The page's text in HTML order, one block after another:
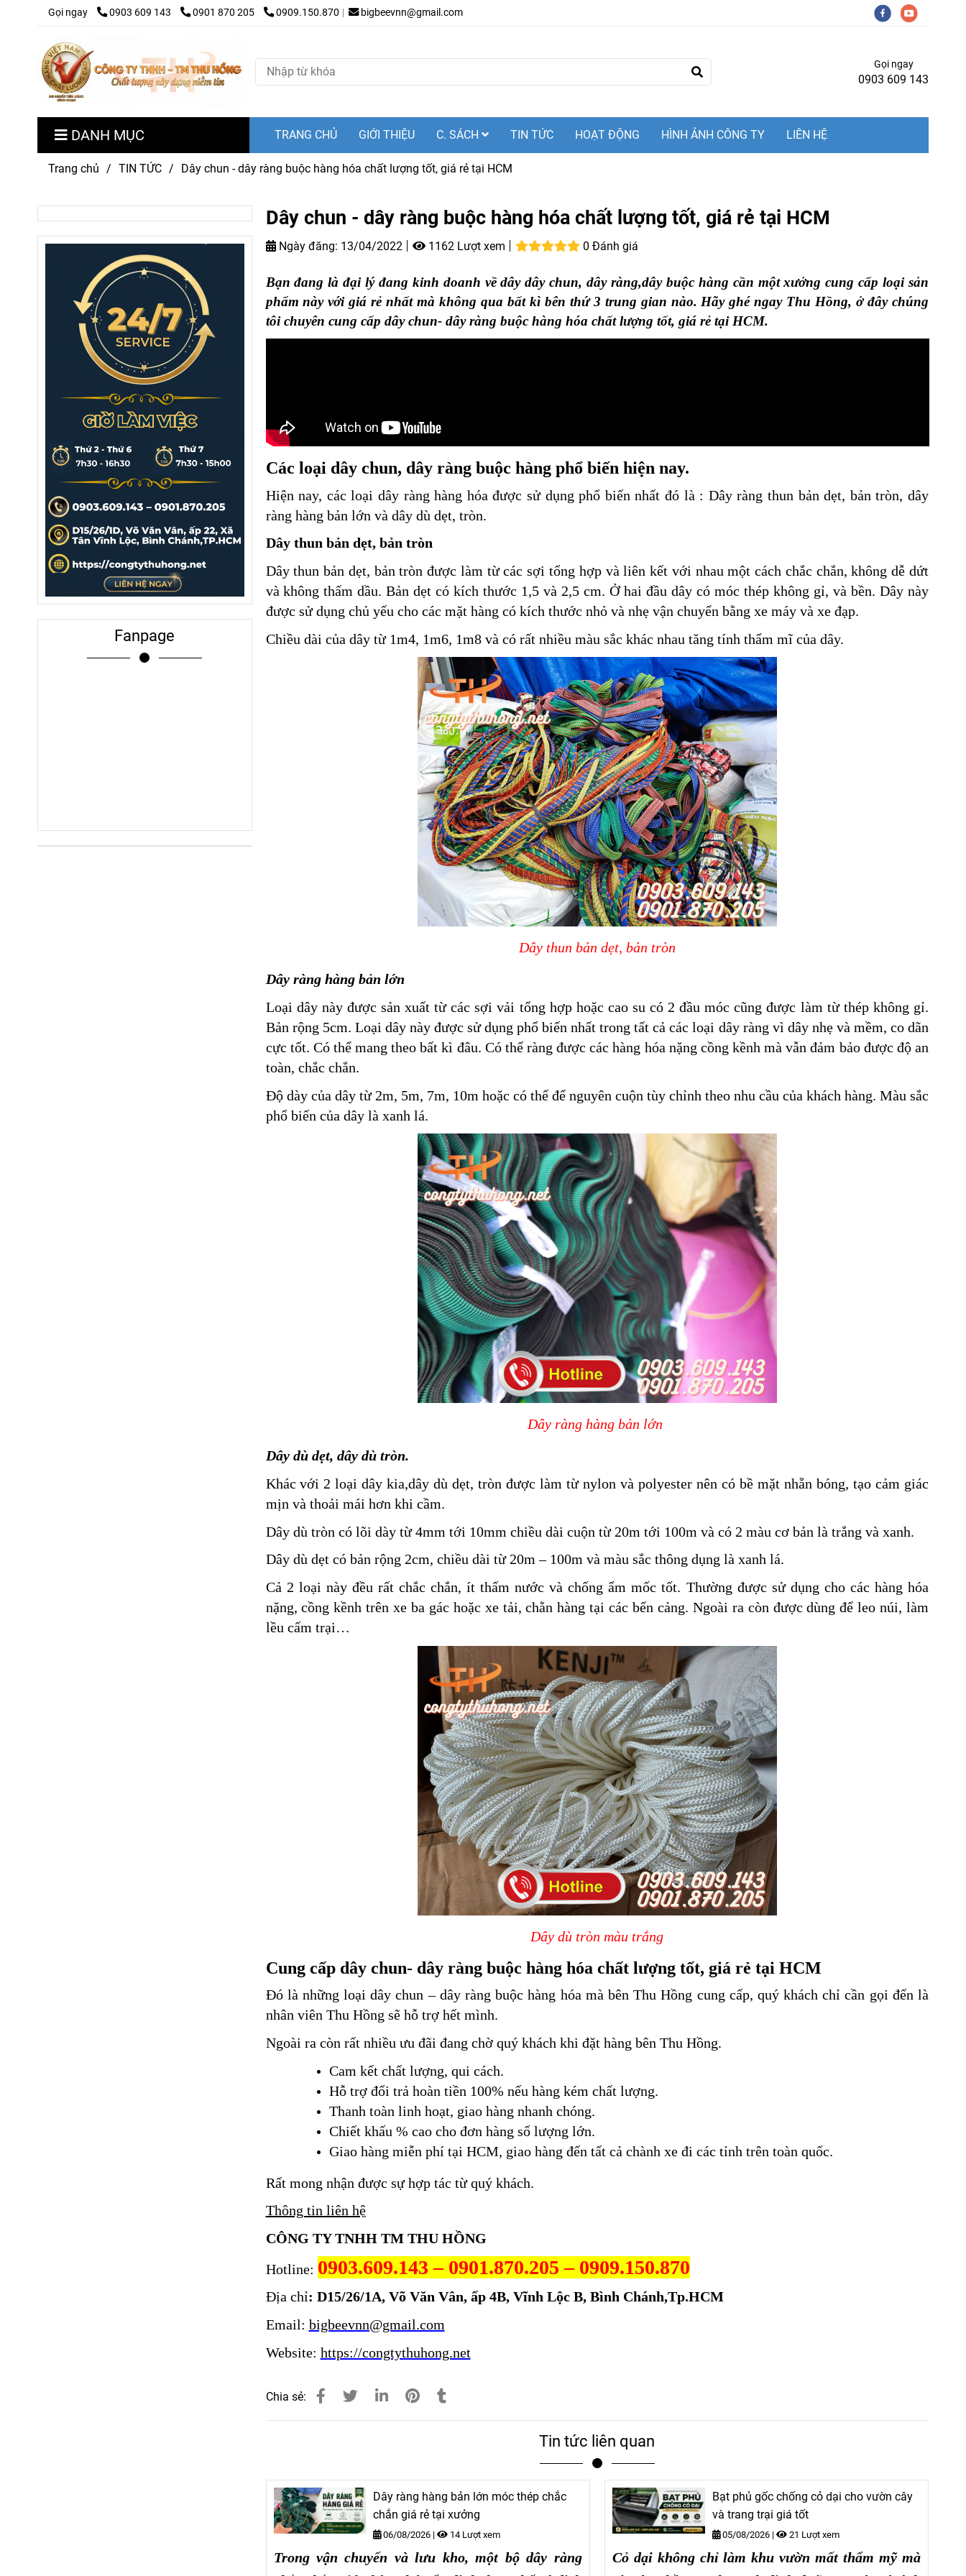
Gọi ngay 0903 609 143 0901 870 205 0909.150.870 bigbeevnn@gmail.com
Gọi ngay
0903 609 143
DANH MỤC TRANG CHỦ GIỚI THIỆU C. SÁCH TIN TỨC HOẠT ĐỘNG HÌNH ẢNH CÔNG TY LIÊN HỆ
Trang chủ / TIN TỨC / Dây chun - dây ràng buộc hàng hóa chất lượng tốt, giá rẻ tại HCM
Dây chun - dây ràng buộc hàng hóa chất lượng tốt, giá rẻ tại HCM
Ngày đăng: 13/04/2022 1162 Lượt xem 0 Đánh giá
Bạn đang là đại lý đang kinh doanh về dây dây chun, dây ràng,dây buộc hàng cần một xưởng cung cấp loại sản
phẩm này với giá rẻ nhất mà không qua bất kì bên thứ 3 trung gian nào. Hãy ghé ngay Thu Hồng, ở đây chúng
tôi chuyên cung cấp dây chun- dây ràng buộc hàng hóa chất lượng tốt, giá rẻ tại HCM.
Các loại dây chun, dây ràng buộc hàng phổ biến hiện nay.
Hiện nay, các loại dây ràng hàng hóa được sử dụng phổ biến nhất đó là : Dây ràng thun bản dẹt, bản tròn, dây
ràng hàng bản lớn và dây dù dẹt, tròn.
Dây thun bản dẹt, bản tròn
Dây thun bản dẹt, bản tròn được làm từ các sợi tổng hợp và liên kết với nhau một cách chắc chắn, không dễ dứt
và không thấm dầu. Bản dẹt có kích thước 1,5 và 2,5 cm. Ở hai đầu dây có móc thép không gỉ, và bền. Dây này
được sử dụng chủ yếu cho các mặt hàng có kích thước nhỏ và nhẹ vận chuyển bằng xe máy và xe đạp.
Chiều dài của dây từ 1m4, 1m6, 1m8 và có rất nhiều màu sắc khác nhau tăng tính thẩm mĩ của dây.
Dây thun bản dẹt, bản tròn
Dây ràng hàng bản lớn
Loại dây này được sản xuất từ các sợi vải tổng hợp hoặc cao su có 2 đầu móc cũng được làm từ thép không gỉ.
Bản rộng 5cm. Loại dây này được sử dụng phổ biến nhất trong tất cả các loại dây ràng vì dây nhẹ và mềm, co dãn
cực tốt. Có thể mang theo bất kì đâu. Có thể ràng được các hàng hóa nặng cồng kềnh mà vẫn đảm bảo được độ an
toàn, chắc chắn.
Độ dày của dây từ 2m, 5m, 7m, 10m hoặc có thể để nguyên cuộn tùy chỉnh theo nhu cầu của khách hàng. Màu sắc
phổ biến của dây là xanh lá.
Dây ràng hàng bản lớn
Dây dù dẹt, dây dù tròn.
Khác với 2 loại dây kia,dây dù dẹt, tròn được làm từ nylon và polyester nên có bề mặt nhẵn bóng, tạo cảm giác
mịn và thoải mái hơn khi cầm.
Dây dù tròn có lõi dày từ 4mm tới 10mm chiều dài cuộn từ 20m tới 100m và có 2 màu cơ bản là trắng và xanh.
Dây dù dẹt có bản rộng 2cm, chiều dài từ 20m – 100m và màu sắc thông dụng là xanh lá.
Cả 2 loại này đều rất chắc chắn, ít thấm nước và chống ẩm mốc tốt. Thường được sử dụng cho các hàng hóa
nặng, cồng kềnh trên xe ba gác hoặc xe tải, chằn hàng tại các bến cảng. Ngoài ra còn được dùng để leo núi, làm
lều cấm trại…
Dây dù tròn màu trắng
Cung cấp dây chun- dây ràng buộc hàng hóa chất lượng tốt, giá rẻ tại HCM
Đó là những loại dây chun – dây ràng buộc hàng hóa mà bên Thu Hồng cung cấp, quý khách chỉ cần gọi đến là
nhân viên Thu Hồng sẽ hỗ trợ hết mình.
Ngoài ra còn rất nhiều ưu đãi đang chờ quý khách khi đặt hàng bên Thu Hồng.
Cam kết chất lượng, qui cách.
Hỗ trợ đổi trả hoàn tiền 100% nếu hàng kém chất lượng.
Thanh toàn linh hoạt, giao hàng nhanh chóng.
Chiết khấu % cao cho đơn hàng số lượng lớn.
Giao hàng miễn phí tại HCM, giao hàng đến tất cả chành xe đi các tỉnh trên toàn quốc.
Rất mong nhận được sự hợp tác từ quý khách.
Thông tin liên hệ
CÔNG TY TNHH TM THU HỒNG
Hotline: 0903.609.143 – 0901.870.205– 0909.150.870
Địa chỉ: D15/26/1A, Võ Văn Vân, ấp 4B, Vĩnh Lộc B, Bình Chánh,Tp.HCM
Email: bigbeevnn@gmail.com
Website: https://congtythuhong.net
Chia sẻ:
Tin tức liên quan
Dây ràng hàng bản lớn móc thép chắc
chắn giá rẻ tại xưởng
06/08/2026 | 14 Lượt xem
Trong vận chuyển và lưu kho, một bộ dây ràng
Bạt phủ gốc chống cỏ dại cho vườn cây
và trang trại giá tốt
05/08/2026 | 21 Lượt xem
Cỏ dại không chỉ làm khu vườn mất thẩm mỹ mà
Fanpage